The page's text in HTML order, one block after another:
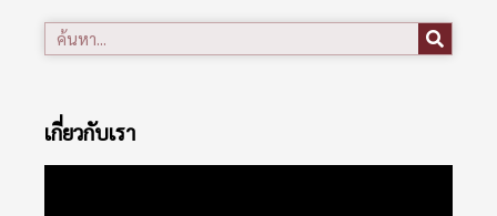
เกี่ยวกับเรา